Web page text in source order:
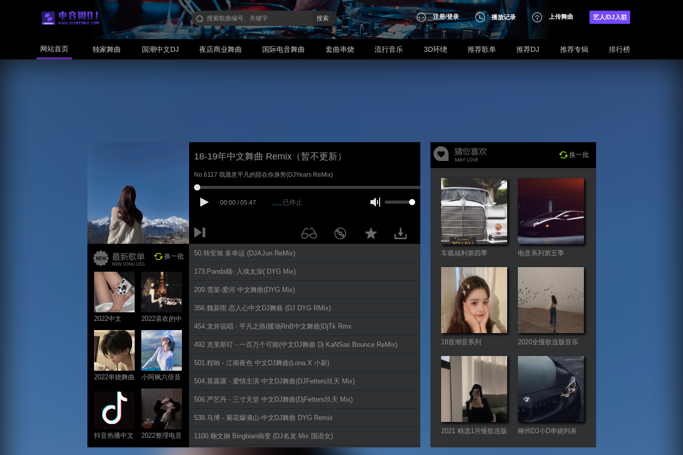
搜索 注册/登录 播放记录 上传舞曲 艺人/DJ入驻
网站首页 独家舞曲 国潮中文DJ 夜店商业舞曲 国际电音舞曲 套曲串烧 流行音乐 3D环绕 推荐歌单 推荐DJ 推荐专辑 排行榜
18-19年中文舞曲 Remix（暂不更新）
No.6117 我愿意平凡的陪在你身旁(DJYears ReMix)
00:00 / 05:47 已停止
换一批
2022中文
ProgHouse歌
曲
2022喜欢的中
文DJ舞曲
2022串烧舞曲
小阿枫六倍音
质系列 车载
抖音热播中文
系列
2022整理电音
系列
50.韩安旭 多幸运 (DJAJun ReMix)
173.Panda猫- 入戏太深( DYG Mix)
209.雪菜-爱河 中文舞曲(DYG Mix)
356.魏新雨 恋人心中文DJ舞曲 (DJ DYG RMix)
454.龙井说唱 - 平凡之路(暖场RnB中文舞曲)DjTk Rmx
492.克里斯叮 - 一百万个可能(中文DJ舞曲 Dj KaNSas Bounce ReMix)
501.程响 - 江南夜色 中文DJ舞曲(Lona.X 小新)
504.莫露露 - 爱情主演 中文DJ舞曲(DJFetters玖天 Mix)
506.严艺丹 - 三寸天堂 中文DJ舞曲(DjFetters玖天 Mix)
538.马博 - 菊花爆满山-中文DJ舞曲 DYG Remix
1100.鞠文娴 Bingbian病变 (DJ名龙 Mix 国语女)
换一批
车载福利第四季 电音系列第五季
18首潮音系列
2020全慢歌连版音乐
串烧第二季
2021 精选1月慢歌连版
柳州DJ小D串烧列表